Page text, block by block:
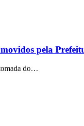
pela
do…